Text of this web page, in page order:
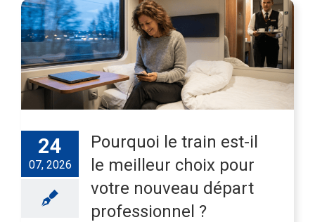
24
07, 2026
Pourquoi le train est-il
le meilleur choix pour
votre nouveau départ
professionnel ?